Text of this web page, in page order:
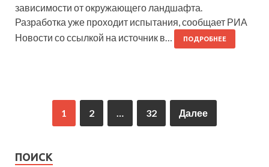
зависимости от окружающего ландшафта.
Разработка уже проходит испытания, сообщает РИА
Новости со ссылкой на источник в…
ПОДРОБНЕЕ
1 2 … 32 Далее
ПОИСК